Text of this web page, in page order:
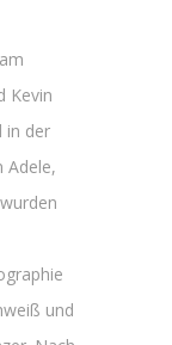
Kevin
in der
Adele,
und